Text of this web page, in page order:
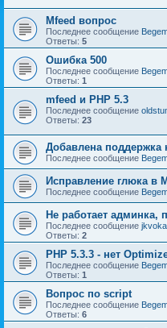
Mfeed вопрос
Последнее сообщение
Ответы: 5
Ошибка 500
Последнее сообщение
Ответы: 1
mfeed и PHP 5.3
Последнее сообщение
Ответы: 23
Добавлена поддержка
Последнее сообщение
Исправление глюка в
Последнее сообщение
Не работает админка,
Последнее сообщение
Ответы: 2
PHP 5.3.3 - нет
Последнее сообщение
Ответы: 1
Вопрос по script
Последнее сообщение
Ответы: 6